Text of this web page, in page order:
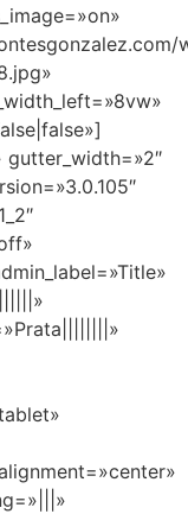
gutter_width=»2″